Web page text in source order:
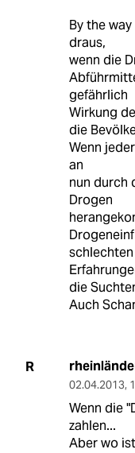
By the
draus,
wenn die
gefährlich
Wirkung
die
Wenn
an
nun durch
Drogen
schlechten
die
Auch
R
02.04.2013,
Wenn die
zahlen...
Aber wo